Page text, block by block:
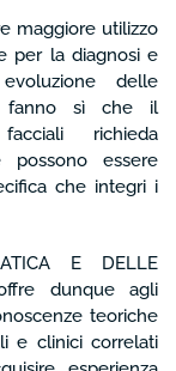
maggiore utilizzo
per la diagnosi e
delle
fanno sì che il
richieda
possono essere
che integri i
E DELLE
offre dunque agli
teoriche
e clinici correlati